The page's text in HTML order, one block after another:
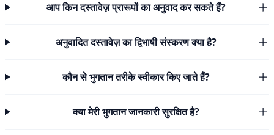
आप किन दस्तावेज़ प्रारूपों का अनुवाद कर सकते हैं?
अनुवादित दस्तावेज़ का द्विभाषी संस्करण क्या है?
कौन से भुगतान तरीके स्वीकार किए जाते हैं?
क्या मेरी भुगतान जानकारी सुरक्षित है?